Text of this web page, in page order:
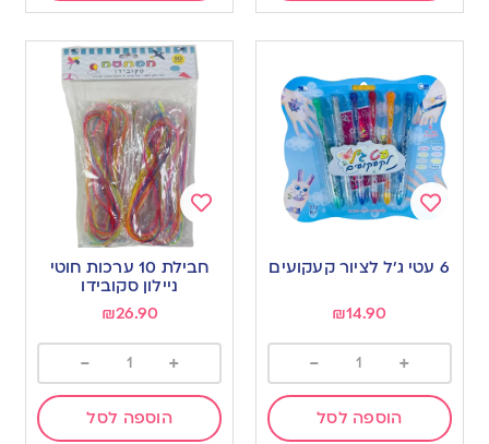
to
6 עטי ג’ל לציור קעקועים
₪14.90
+
-
הוספה לסל
Add
to
wishlist
חבילת 10 ערכות חוטי
ניילון סקובידו
₪26.90
+
-
הוספה לסל